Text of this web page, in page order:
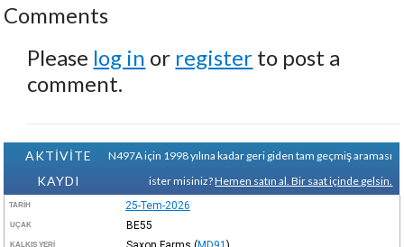
Comments
Please log in or register to post a
comment.
AKTİVİTE
KAYDI
N497A için 1998 yılına kadar geri giden tam geçmiş araması
ister misiniz?Hemen satın al. Bir saat içinde gelsin.
TARIH 25-Tem-2026
UÇAK BE55
KALKIŞ YERI